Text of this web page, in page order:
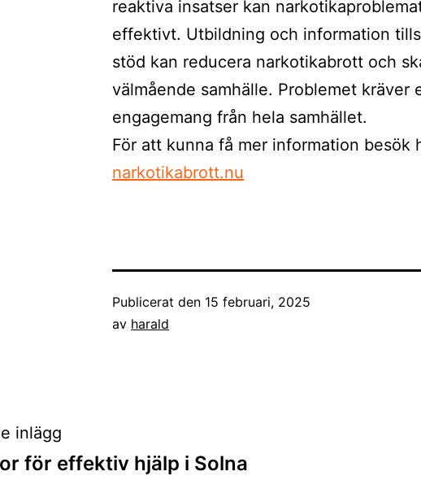
reaktiva insatser kan
effektivt. Utbildning och information
stöd kan reducera narkotikabrott och
välmående samhälle. Problemet kräver
engagemang från hela samhället.
För att kunna få mer information besök
narkotikabrott.nu
Publicerat den 15 februari, 2025
av harald
inlägg
för effektiv hjälp i Solna